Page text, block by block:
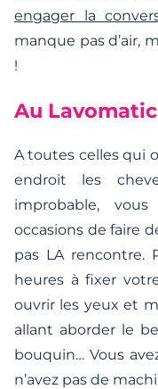
engager la
manque pas d’air,
!
Au Lavomatic
A toutes celles qui
endroit les
improbable,
occasions de faire
pas LA rencontre.
heures à fixer
ouvrir les yeux et
allant aborder le
bouquin… Vous
n’avez pas de